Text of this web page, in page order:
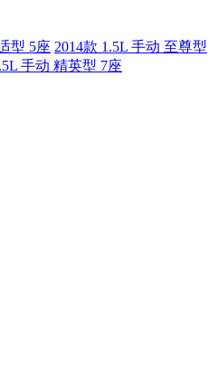
型 5座 2014款 1.5L 手动 至尊型
手动 精英型 7座